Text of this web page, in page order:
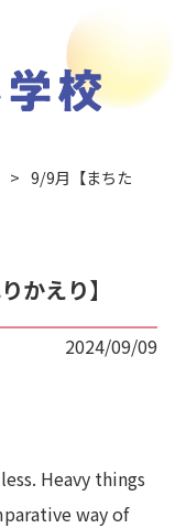
9/9月【まちた
かえり】
2024/09/09
Heavy things
way of